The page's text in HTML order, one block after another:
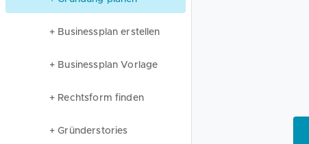
+ Businessplan erstellen
+ Businessplan Vorlage
+ Rechtsform finden
+ Gründerstories